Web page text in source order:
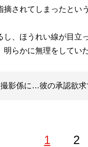
されてしまったという
し、ほうれい線が目
らかに無理をしてい
影係に…彼の承認欲求
1 2